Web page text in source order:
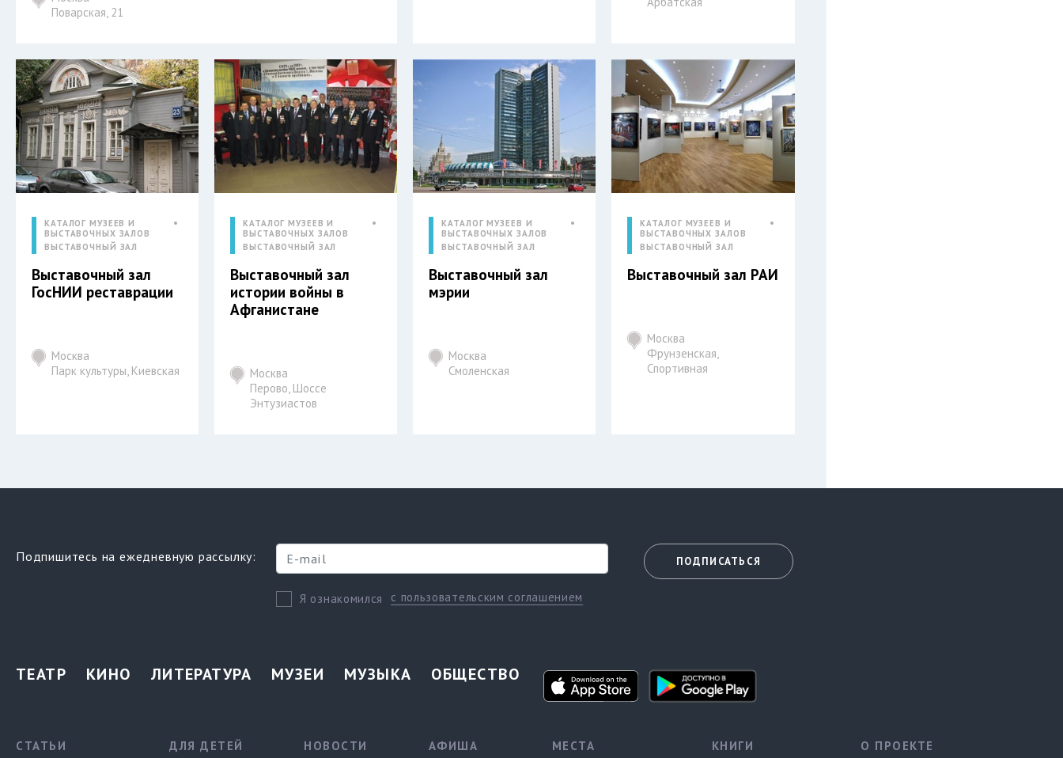
Поварская, 21
КАТАЛОГ МУЗЕЕВ И
ВЫСТАВОЧНЫХ ЗАЛОВ
ВЫСТАВОЧНЫЙ ЗАЛ
Выставочный зал
ГосНИИ реставрации
Москва
Парк культуры, Киевская
КАТАЛОГ МУЗЕЕВ И
ВЫСТАВОЧНЫХ ЗАЛОВ
ВЫСТАВОЧНЫЙ ЗАЛ
Выставочный зал
истории войны в
Афганистане
Москва
Перово, Шоссе
Энтузиастов
КАТАЛОГ МУЗЕЕВ И
ВЫСТАВОЧНЫХ ЗАЛОВ
ВЫСТАВОЧНЫЙ ЗАЛ
Выставочный зал
мэрии
Москва
Смоленская
КАТАЛОГ МУЗЕЕВ И
ВЫСТАВОЧНЫХ ЗАЛОВ
ВЫСТАВОЧНЫЙ ЗАЛ
Выставочный зал РАИ
Москва
Фрунзенская,
Спортивная
Подпишитесь на ежедневную рассылку:
Я ознакомился с пользовательским соглашением
ПОДПИСАТЬСЯ
ТЕАТР КИНО ЛИТЕРАТУРА МУЗЕИ МУЗЫКА ОБЩЕСТВО
СТАТЬИ ДЛЯ ДЕТЕЙ НОВОСТИ АФИША МЕСТА КНИГИ О ПРОЕКТЕ